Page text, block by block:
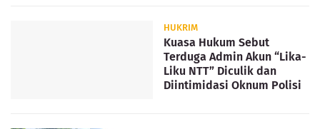
HUKRIM
Kuasa Hukum Sebut
Terduga Admin Akun “Lika-
Liku NTT” Diculik dan
Diintimidasi Oknum Polisi